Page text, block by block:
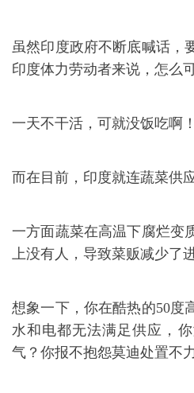
虽然印度政府不断底喊话，
印度体力劳动者来说，怎么
一天不干活，可就没饭吃啊！
而在目前，印度就连蔬菜供
一方面蔬菜在高温下腐烂变
上没有人，导致菜贩减少了
想象一下，你在酷热的50度
水和电都无法满足供应，
气？你报不抱怨莫迪处置不